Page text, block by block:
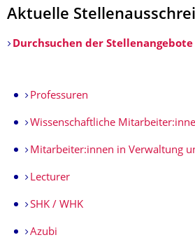
Aktuelle
Durchsuchen der Stellenangebote
Professuren
Wissenschaftliche
Mitarbeiter:innen in Verwaltung
Lecturer
SHK / WHK
Azubi